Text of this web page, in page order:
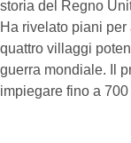
storia del Regno
Ha rivelato piani
quattro villaggi
guerra mondiale. Il
impiegare fino a